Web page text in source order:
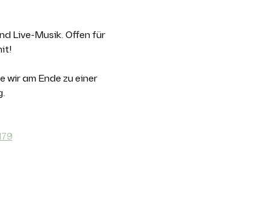
Live-Musik. Offen für
wir am Ende zu einer